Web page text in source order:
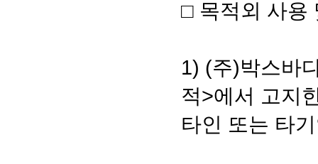
□ 목적외 사용
1) (주)박스바
적>에서 고지
타인 또는 타